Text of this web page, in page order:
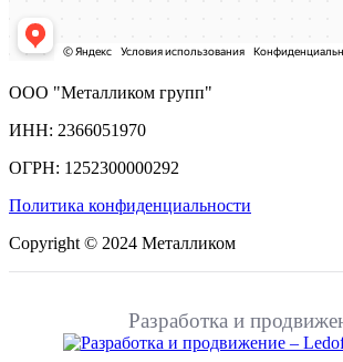
ООО "Металликом групп"
ИНН: 2366051970
ОГРН: 1252300000292
Политика конфиденциальности
Copyright © 2024 Металликом
Разработка и